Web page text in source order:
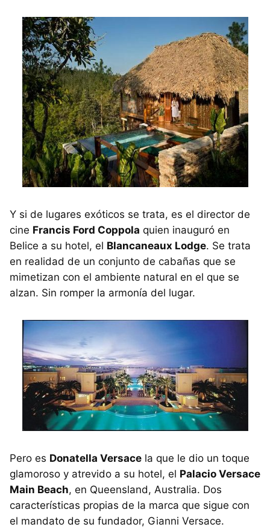
Y si de lugares exóticos se trata, es el director de
cine Francis Ford Coppola quien inauguró en
Belice a su hotel, el Blancaneaux Lodge. Se trata
en realidad de un conjunto de cabañas que se
mimetizan con el ambiente natural en el que se
alzan. Sin romper la armonía del lugar.
Pero es Donatella Versace la que le dio un toque
glamoroso y atrevido a su hotel, el Palacio Versace
Main Beach, en Queensland, Australia. Dos
características propias de la marca que sigue con
el mandato de su fundador, Gianni Versace.